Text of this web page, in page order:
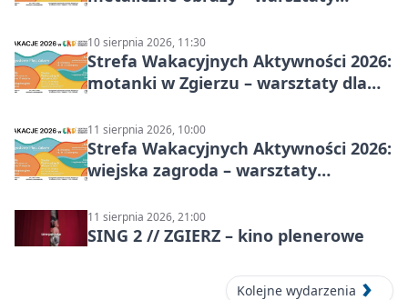
10 sierpnia 2026, 11:30
Strefa Wakacyjnych Aktywności 2026:
motanki w Zgierzu – warsztaty dla
11 sierpnia 2026, 10:00
Strefa Wakacyjnych Aktywności 2026:
wiejska zagroda – warsztaty
11 sierpnia 2026, 21:00
SING 2 // ZGIERZ – kino plenerowe
Kolejne wydarzenia